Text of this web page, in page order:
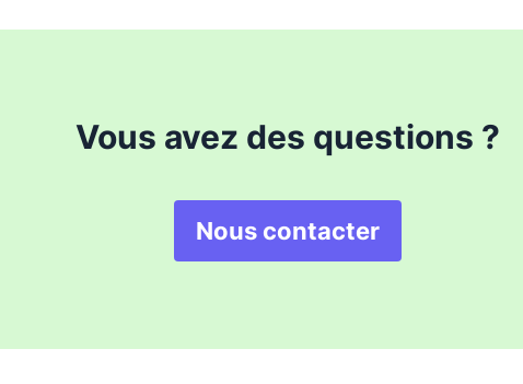
Vous avez des questions ?
Nous contacter